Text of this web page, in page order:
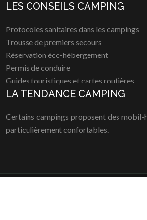
LES CONSEILS CAMPING
Protocoles sanitaires dans les campings
Trousse de premiers secours
Réservation éco-hébergement
Permis de conduire
Guides touristiques et cartes routières
LA TENDANCE CAMPING
Certains campings proposent des mobil-
particulièrement confortables.